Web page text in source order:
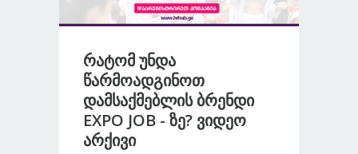
Რატომ Უნდა
Წარმოადგინოთ
Დამსაქმებლის Ბრენდი
EXPO JOB - Ზე? Ვიდეო
Არქივი